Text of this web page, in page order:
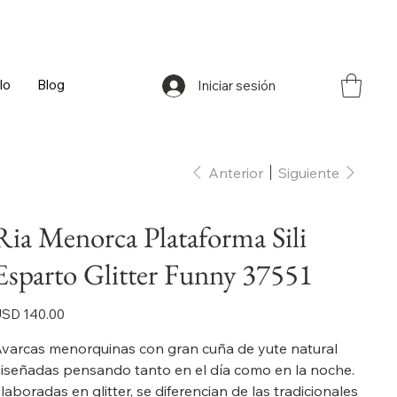
Iniciar sesión
Blog
Anterior Siguiente
Menorca Plataforma Sili
Glitter Funny 37551
140.00
menorquinas con gran cuña de yute natural
pensando tanto en el día como en la noche.
en glitter, se diferencian de las tradicionales